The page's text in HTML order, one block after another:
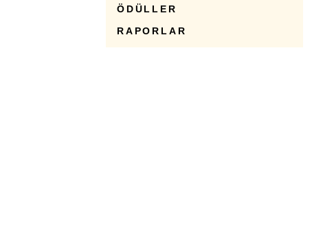
ÖDÜLLER
RAPORLAR